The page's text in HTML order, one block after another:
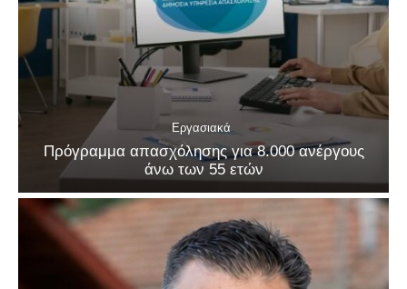
Εργασιακά
Πρόγραμμα απασχόλησης για 8.000 ανέργους
άνω των 55 ετών